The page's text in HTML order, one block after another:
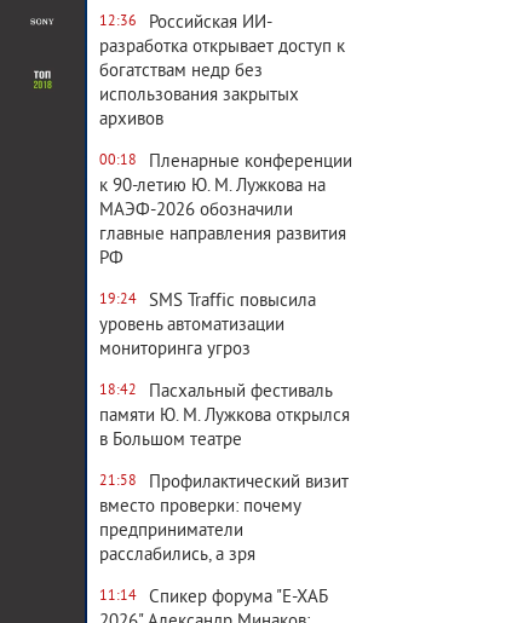
12:36
Российская ИИ-
разработка открывает доступ к
богатствам недр без
использования закрытых
архивов
00:18
Пленарные конференции
к 90-летию Ю. М. Лужкова на
МАЭФ-2026 обозначили
главные направления развития
РФ
19:24
SMS Traffic повысила
уровень автоматизации
мониторинга угроз
18:42
Пасхальный фестиваль
памяти Ю. М. Лужкова открылся
в Большом театре
21:58
Профилактический визит
вместо проверки: почему
предприниматели
расслабились, а зря
11:14
Спикер форума "Е-ХАБ